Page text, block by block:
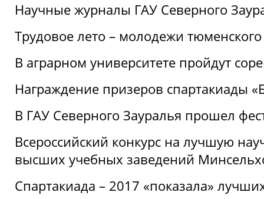
Научные журналы ГАУ Северного
Трудовое лето – молодежи
В аграрном университете пройдут
Награждение призеров спартакиады
В ГАУ Северного Зауралья прошел
Всероссийский конкурс на лучшую
высших учебных заведений
Спартакиада – 2017 «показала»